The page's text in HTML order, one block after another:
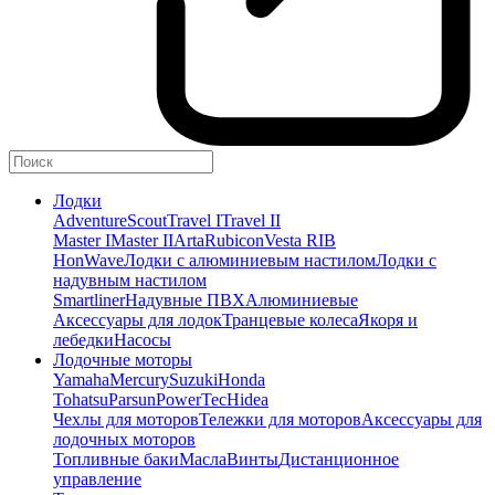
Лодки
AdventureScoutTravel ITravel II
Master IMaster IIArtaRubiconVesta RIB
HonWaveЛодки с алюминиевым настиломЛодки с
надувным настилом
SmartlinerНадувные ПВХАлюминиевые
Аксессуары для лодокТранцевые колесаЯкоря и
лебедкиНасосы
Лодочные моторы
YamahaMercurySuzukiHonda
TohatsuParsunPowerTecHidea
Чехлы для моторовТележки для моторовАксессуары для
лодочных моторов
Топливные бакиМаслаВинтыДистанционное
управление